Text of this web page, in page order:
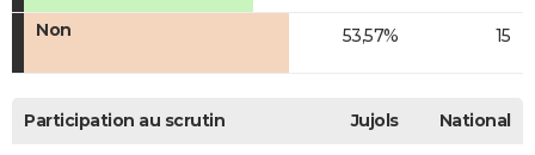
Non 53,57% 15
Participation au scrutin Jujols National